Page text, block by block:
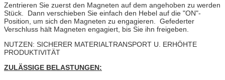
Zentrieren Sie zuerst den Magneten auf dem angehoben zu werden
Stück. Dann verschieben Sie einfach den Hebel auf die "ON"-
Position, um sich den Magneten zu engagieren. Gefederter
Verschluss hält Magneten engagiert, bis Sie ihn freigeben.
NUTZEN: SICHERER MATERIALTRANSPORT U. ERHÖHTE
PRODUKTIVITÄT
ZULÄSSIGE BELASTUNGEN: